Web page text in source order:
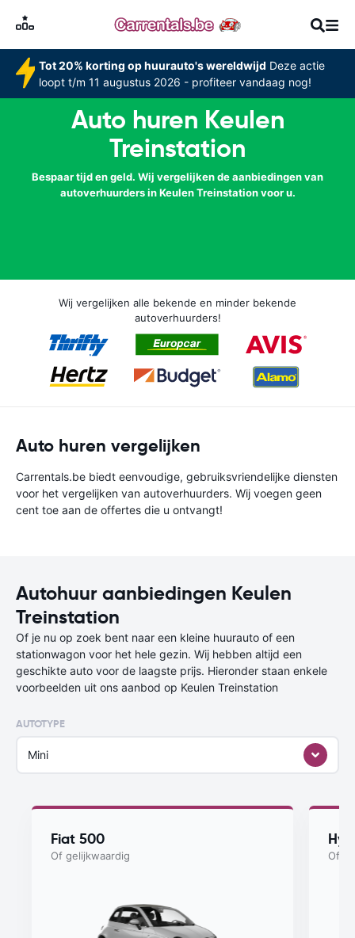
Tot 20% korting op huurauto's wereldwijd Deze actie
loopt t/m 11 augustus 2026 - profiteer vandaag nog!
Auto huren Keulen
Treinstation
Bespaar tijd en geld. Wij vergelijken de aanbiedingen van
autoverhuurders in Keulen Treinstation voor u.
Wij vergelijken alle bekende en minder bekende
autoverhuurders!
Auto huren vergelijken
Carrentals.be biedt eenvoudige, gebruiksvriendelijke diensten
voor het vergelijken van autoverhuurders. Wij voegen geen
cent toe aan de offertes die u ontvangt!
Autohuur aanbiedingen Keulen
Treinstation
Of je nu op zoek bent naar een kleine huurauto of een
stationwagon voor het hele gezin. Wij hebben altijd een
geschikte auto voor de laagste prijs. Hieronder staan enkele
voorbeelden uit ons aanbod op Keulen Treinstation
AUTOTYPE
Mini
Fiat 500
Of gelijkwaardig Of